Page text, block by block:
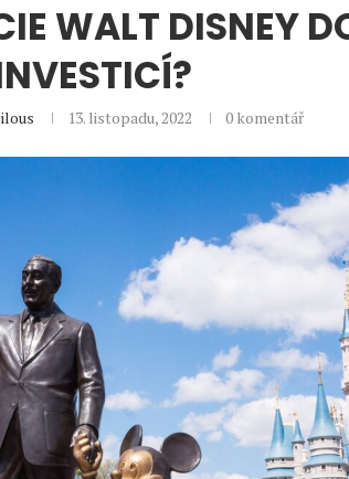
WALT DISNEY
13. listopadu, 2022 0 komentář